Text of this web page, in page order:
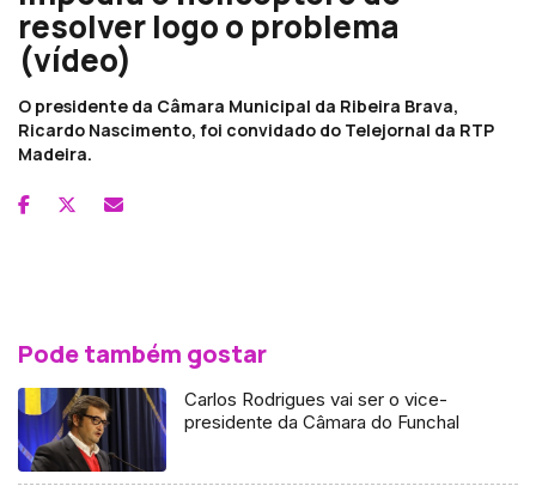
resolver logo o problema
(vídeo)
O presidente da Câmara Municipal da Ribeira Brava,
Ricardo Nascimento, foi convidado do Telejornal da RTP
Madeira.
Pode também gostar
Carlos Rodrigues vai ser o vice-
presidente da Câmara do Funchal